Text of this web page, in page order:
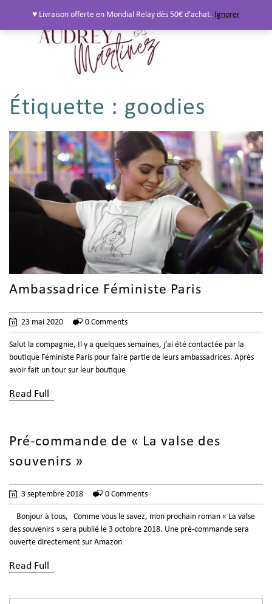
Étiquette : goodies
Ambassadrice Féministe Paris
23 mai 2020 0 Comments
Salut la compagnie, Il y a quelques semaines, j’ai été contactée par la
boutique Féministe Paris pour faire partie de leurs ambassadrices. Après
avoir fait un tour sur leur boutique
Read Full
Pré-commande de « La valse des
souvenirs »
3 septembre 2018 0 Comments
Bonjour à tous, Comme vous le savez, mon prochain roman « La valse
des souvenirs » sera publié le 3 octobre 2018. Une pré-commande sera
ouverte directement sur Amazon
Read Full
♥ Livraison offerte en Mondial Relay dès 50€ d'achat. Ignorer